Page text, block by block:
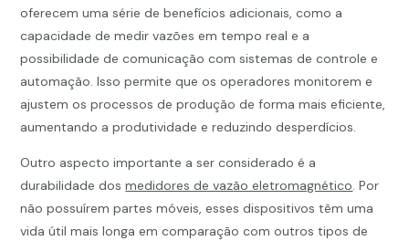
oferecem uma série de benefícios adicionais, como a
capacidade de medir vazões em tempo real e a
possibilidade de comunicação com sistemas de controle e
automação. Isso permite que os operadores monitorem e
ajustem os processos de produção de forma mais eficiente,
aumentando a produtividade e reduzindo desperdícios.
Outro aspecto importante a ser considerado é a
durabilidade dosmedidores de vazão eletromagnético. Por
não possuírem partes móveis, esses dispositivos têm uma
vida útil mais longa em comparação com outros tipos de